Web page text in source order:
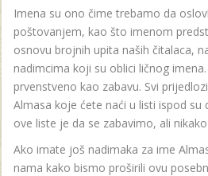
Imena su ono čime trebamo da
poštovanjem, kao što imenom
osnovu brojnih upita naših čitalaca,
nadimcima koji su oblici ličnog
prvenstveno kao zabavu. Svi
Almasa koje ćete naći u listi ispod su
ove liste je da se zabavimo, ali
Ako imate još nadimaka za ime
nama kako bismo proširili ovu